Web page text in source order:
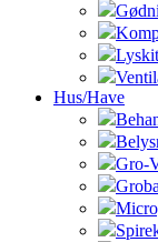
Lyskit
Hus/Have
Gro-